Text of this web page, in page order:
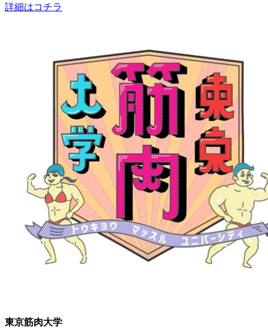
詳細はコチラ
東京筋肉大学